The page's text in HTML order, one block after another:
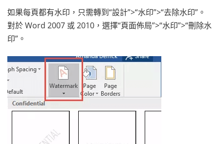
如果每頁都有水印，只需轉到“設計”>“水印”>“去除水印”。
對於 Word 2007 或 2010，選擇“頁面佈局”>“水印”>“刪除水
印”。